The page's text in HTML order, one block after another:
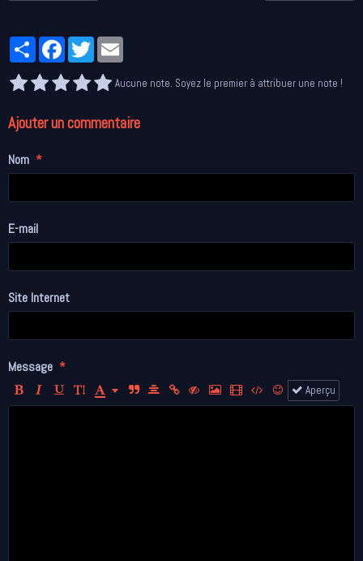
PartagerFacebookTwitter
Aucune note. Soyez le premier à attribuer une note !
Ajouter un commentaire
Nom
E-mail
Site Internet
Message
Aperçu